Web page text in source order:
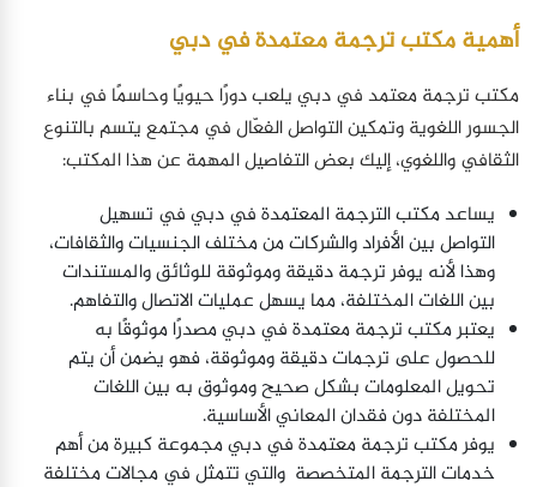
أهمية مكتب ترجمة معتمدة في دبي
مكتب ترجمة معتمد في دبي يلعب دورًا حيويًا وحاسمًا في بناء
الجسور اللغوية وتمكين التواصل الفعّال في مجتمع يتسم بالتنوع
الثقافي واللغوي، إليك بعض التفاصيل المهمة عن هذا المكتب:
يساعد مكتب الترجمة المعتمدة في دبي في تسهيل
التواصل بين الأفراد والشركات من مختلف الجنسيات والثقافات،
وهذا لأنه يوفر ترجمة دقيقة وموثوقة للوثائق والمستندات
بين اللغات المختلفة، مما يسهل عمليات الاتصال والتفاهم.
يعتبر مكتب ترجمة معتمدة في دبي مصدرًا موثوقًا به
للحصول على ترجمات دقيقة وموثوقة، فهو يضمن أن يتم
تحويل المعلومات بشكل صحيح وموثوق به بين اللغات
المختلفة دون فقدان المعاني الأساسية.
يوفر مكتب ترجمة معتمدة في دبي مجموعة كبيرة من أهم
خدمات الترجمة المتخصصة والتي تتمثل في مجالات مختلفة